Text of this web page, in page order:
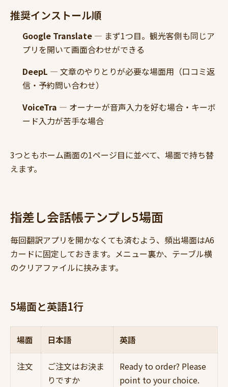
推奨インストール順
Google Translate — まず1つ目。観光客側も同じア
プリを開いて画面合わせができる
DeepL — 文章のやりとりが必要な場面用（口コミ返
信・予約問い合わせ）
VoiceTra — オーナーが音声入力を好む場合・キーボ
ード入力が苦手な場合
3つともホーム画面の1ページ目に並べて、場面で持ち替
えます。
指差し会話帳テンプレ5場面
毎回翻訳アプリを開かなくても済むよう、頻出場面はA6
カードに固定しておきます。メニュー裏か、テーブル横
のクリアファイルに挟みます。
5場面と英語1行
場面 日本語 英語
注文
ご注文はお決ま
りですか
Ready to order? Please
point to your choice.